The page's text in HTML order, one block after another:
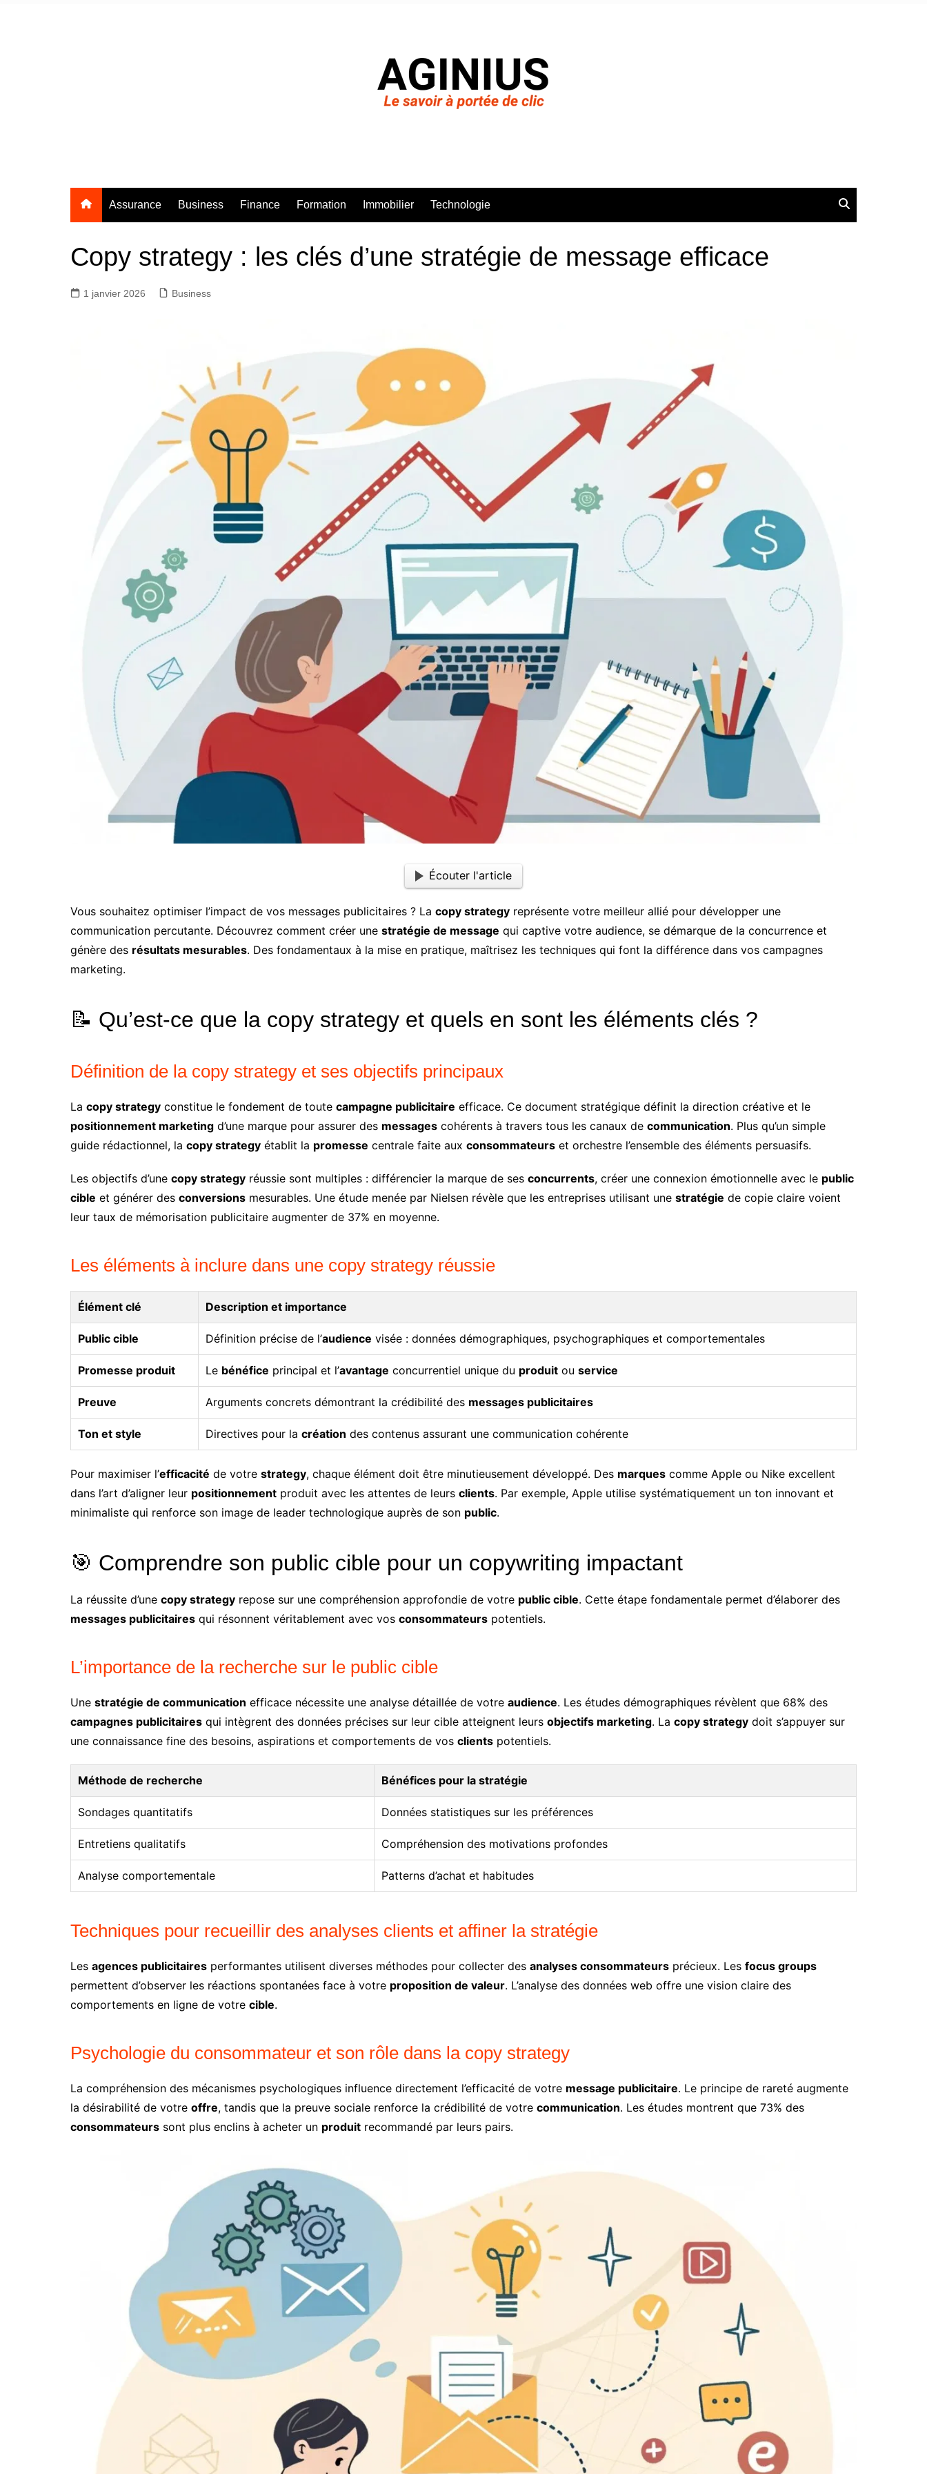
Assurance Business Finance Formation Immobilier Technologie
Copy strategy : les clés d’une stratégie de message efficace
1 janvier 2026 Business
Écouter l'article
Vous souhaitez optimiser l’impact de vos messages publicitaires ? La copy strategy représente votre meilleur allié pour développer une
communication percutante. Découvrez comment créer une stratégie de message qui captive votre audience, se démarque de la concurrence et
génère des résultats mesurables. Des fondamentaux à la mise en pratique, maîtrisez les techniques qui font la différence dans vos campagnes
marketing.
📝 Qu’est-ce que la copy strategy et quels en sont les éléments clés ?
Définition de la copy strategy et ses objectifs principaux
La copy strategy constitue le fondement de toute campagne publicitaire efficace. Ce document stratégique définit la direction créative et le
positionnement marketing d’une marque pour assurer des messages cohérents à travers tous les canaux de communication. Plus qu’un simple
guide rédactionnel, la copy strategy établit la promesse centrale faite aux consommateurs et orchestre l’ensemble des éléments persuasifs.
Les objectifs d’une copy strategy réussie sont multiples : différencier la marque de ses concurrents, créer une connexion émotionnelle avec le public
cible et générer des conversions mesurables. Une étude menée par Nielsen révèle que les entreprises utilisant une stratégie de copie claire voient
leur taux de mémorisation publicitaire augmenter de 37% en moyenne.
Les éléments à inclure dans une copy strategy réussie
Élément clé Description et importance
Public cible Définition précise de l’audience visée : données démographiques, psychographiques et comportementales
Promesse produit Le bénéfice principal et l’avantage concurrentiel unique du produit ou service
Preuve Arguments concrets démontrant la crédibilité des messages publicitaires
Ton et style Directives pour la création des contenus assurant une communication cohérente
Pour maximiser l’efficacité de votre strategy, chaque élément doit être minutieusement développé. Des marques comme Apple ou Nike excellent
dans l’art d’aligner leur positionnement produit avec les attentes de leurs clients. Par exemple, Apple utilise systématiquement un ton innovant et
minimaliste qui renforce son image de leader technologique auprès de son public.
🎯 Comprendre son public cible pour un copywriting impactant
La réussite d’une copy strategy repose sur une compréhension approfondie de votre public cible. Cette étape fondamentale permet d’élaborer des
messages publicitaires qui résonnent véritablement avec vos consommateurs potentiels.
L’importance de la recherche sur le public cible
Une stratégie de communication efficace nécessite une analyse détaillée de votre audience. Les études démographiques révèlent que 68% des
campagnes publicitaires qui intègrent des données précises sur leur cible atteignent leurs objectifs marketing. La copy strategy doit s’appuyer sur
une connaissance fine des besoins, aspirations et comportements de vos clients potentiels.
Méthode de recherche Bénéfices pour la stratégie
Sondages quantitatifs Données statistiques sur les préférences
Entretiens qualitatifs Compréhension des motivations profondes
Analyse comportementale Patterns d’achat et habitudes
Techniques pour recueillir des analyses clients et affiner la stratégie
Les agences publicitaires performantes utilisent diverses méthodes pour collecter des analyses consommateurs précieux. Les focus groups
permettent d’observer les réactions spontanées face à votre proposition de valeur. L’analyse des données web offre une vision claire des
comportements en ligne de votre cible.
Psychologie du consommateur et son rôle dans la copy strategy
La compréhension des mécanismes psychologiques influence directement l’efficacité de votre message publicitaire. Le principe de rareté augmente
la désirabilité de votre offre, tandis que la preuve sociale renforce la crédibilité de votre communication. Les études montrent que 73% des
consommateurs sont plus enclins à acheter un produit recommandé par leurs pairs.